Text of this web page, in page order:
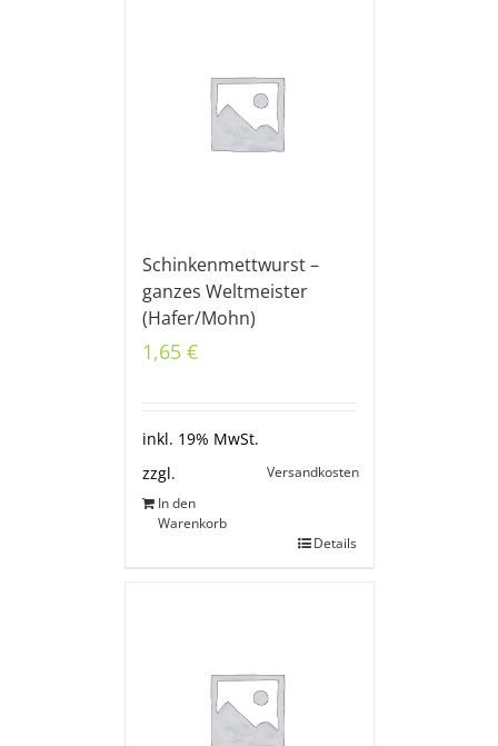
Schinkenmettwurst –
ganzes Weltmeister
(Hafer/Mohn)
1,65 €
inkl. 19% MwSt.
zzgl.
Versandkosten
In den
Warenkorb
Details